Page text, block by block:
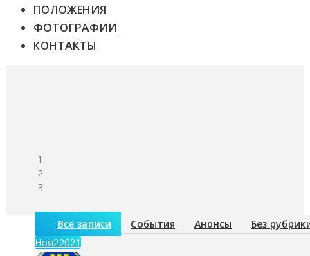
ПОЛОЖЕНИЯ
ФОТОГРАФИИ
КОНТАКТЫ
Все записи События Анонсы
Без
Ноя22021